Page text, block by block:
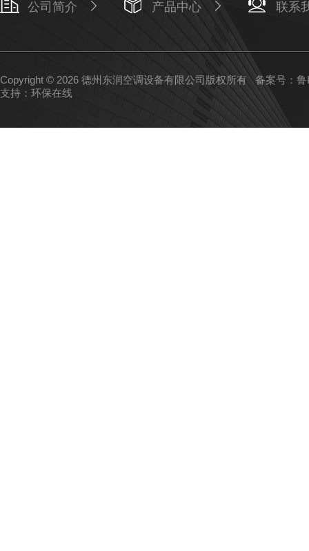
公司简介 产品中心 联系
Copyright © 2026 德州东润空调设备有限公司版权所有备案号：
支持： 环保在线